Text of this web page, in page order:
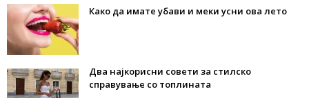
Како да имате убави и меки усни ова лето
Два најкорисни совети за стилско
справување со топлината